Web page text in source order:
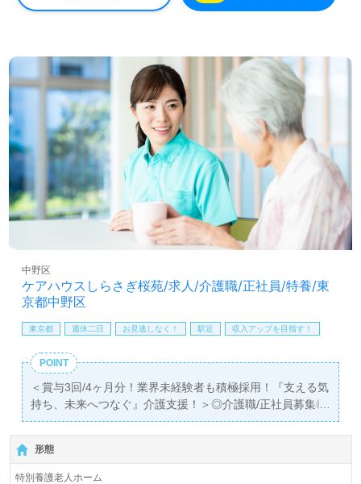
いこと』を実現する『フリープラン』が大好評の事業所
様の想いや希望『寄り添い、受け止め、そして実現す
る！』を大切にされている事業所様です。研修プログラム
（入社時、階層別、管理者、主任、ホーム長、ナース研
修）の他、施設ごとの各種研修プログラムも充実！『まず
やってみる！』を応援するカルチャー、穏やかで協力的な
職場環境もうれしいポイント！『ご利用者様のお役に立ち
たい、資格/経験を活かしたい』『自身のアイデアや経験を
活かせる創造性を発揮したい』『毎日の仕事時間を充実さ
せたい』『転職で施設形態や環境を変えて働きたい』等の
方も大歓迎です！次のステージは、ソニー・ライフケアグ
ループ様の一員として『笑顔と感動』をお届けしません
か。募集詳細等、担当コンサルタントよりご案内します。
【同時募集/積極採用エリア：東京都、神奈川県、埼玉県】
＊職種：介護職 ＊雇用形態：正社員 ＊資格：初任者研
修以上
細をご案内します。
全国の求人ご紹介！医療/福祉業界の正社員/パート仕事探
しは【ウィルオブ介護】＊求人情報収集、将来的に検討の
LINE、メール、お電話などご希望に応じてお問い合わせ/ご
相談可能です。転職相談、求人紹介、年収交渉など完全無
ケアハウスしらさぎ桜苑/求人/介護職/正社員/特養/東
京都中野区
中野区
東京都 週休二日 お見逃しなく！ 駅近 収入アップを目指す！
POINT
＜賞与3回/4ヶ月分！業界未経験者も積極採用！『支える気
持ち、未来へつなぐ』介護支援！＞◎介護職/正社員募集◎
【月給190,000円～285,000円】＊初任者研修以上有資格者
向け求人＊『鷺ノ宮駅』徒歩5分。
入居定員20名『ケアハウスしらさぎ桜苑』社会福祉法人武
形態
特別養護老人ホーム